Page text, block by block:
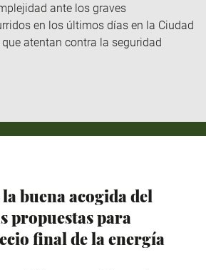
ante los graves
en los últimos días en la Ciudad
atentan contra la seguridad
buena acogida del
propuestas para
final de la energía